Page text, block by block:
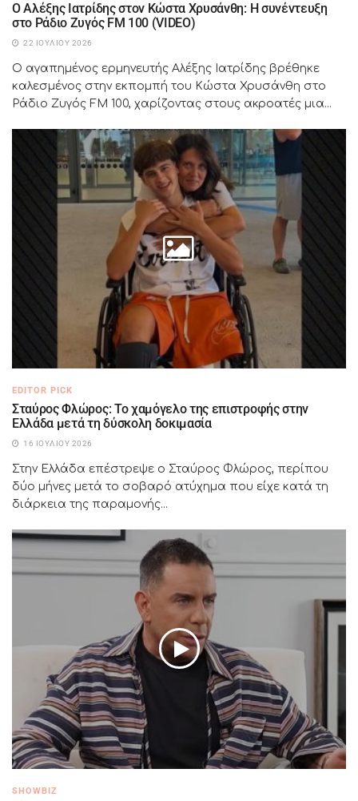
Ο Αλέξης Ιατρίδης στον Κώστα Χρυσάνθη: Η συνέντευξη
στο Ράδιο Ζυγός FM 100 (VIDEO)
22 ΙΟΥΛΊΟΥ 2026
Ο αγαπημένος ερμηνευτής Αλέξης Ιατρίδης βρέθηκε
καλεσμένος στην εκπομπή του Κώστα Χρυσάνθη στο
Ράδιο Ζυγός FM 100, χαρίζοντας στους ακροατές μια...
EDITOR PICK
Σταύρος Φλώρος: Το χαμόγελο της επιστροφής στην
Ελλάδα μετά τη δύσκολη δοκιμασία
16 ΙΟΥΛΊΟΥ 2026
Στην Ελλάδα επέστρεψε ο Σταύρος Φλώρος, περίπου
δύο μήνες μετά το σοβαρό ατύχημα που είχε κατά τη
διάρκεια της παραμονής...
SHOWBIZ